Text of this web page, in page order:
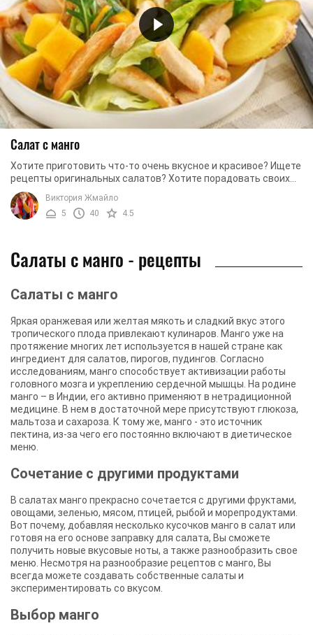
Салат с манго
Хотите приготовить что-то очень вкусное и красивое? Ищете
рецепты оригинальных салатов? Хотите порадовать своих
родных чем-то невероятно аппетитным, ...
Виктория Жмайло
5
40 4.5
Салаты с манго - рецепты
Салаты с манго
Яркая оранжевая или желтая мякоть и сладкий вкус этого
тропического плода привлекают кулинаров. Манго уже на
протяжение многих лет используется в нашей стране как
ингредиент для салатов, пирогов, пудингов. Согласно
исследованиям, манго способствует активизации работы
головного мозга и укреплению сердечной мышцы. На родине
манго – в Индии, его активно применяют в нетрадиционной
медицине. В нем в достаточной мере присутствуют глюкоза,
мальтоза и сахароза. К тому же, манго - это источник
пектина, из-за чего его постоянно включают в диетическое
меню.
Сочетание с другими продуктами
В салатах манго прекрасно сочетается с другими фруктами,
овощами, зеленью, мясом, птицей, рыбой и морепродуктами.
Вот почему, добавляя несколько кусочков манго в салат или
готовя на его основе заправку для салата, Вы сможете
получить новые вкусовые ноты, а также разнообразить свое
меню. Несмотря на разнообразие рецептов с манго, Вы
всегда можете создавать собственные салаты и
экспериментировать со вкусом.
Выбор манго